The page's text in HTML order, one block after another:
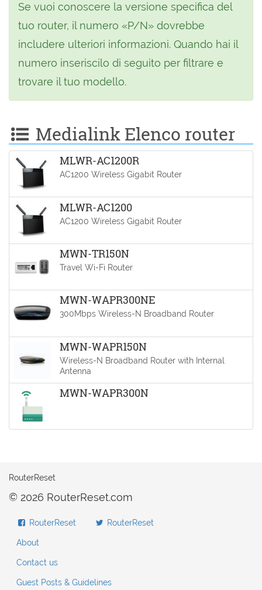
Se vuoi conoscere la versione specifica del
tuo router, il numero «P/N» dovrebbe
includere ulteriori informazioni. Quando hai il
numero inseriscilo di seguito per filtrare e
trovare il tuo modello.
Medialink Elenco router
MLWR-AC1200R
AC1200 Wireless Gigabit Router
MLWR-AC1200
AC1200 Wireless Gigabit Router
MWN-TR150N
Travel Wi-Fi Router
MWN-WAPR300NE
300Mbps Wireless-N Broadband Router
MWN-WAPR150N
Wireless-N Broadband Router with Internal
Antenna
MWN-WAPR300N
RouterReset
© 2026 RouterReset.com
RouterReset RouterReset
About
Contact us
Guest Posts & Guidelines